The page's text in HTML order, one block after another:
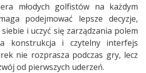
młodych golfistów na każdym
podejmować lepsze decyzje,
i uczyć się zarządzania polem
konstrukcja i czytelny interfejs
nie rozprasza podczas gry, lecz
od pierwszych uderzeń.